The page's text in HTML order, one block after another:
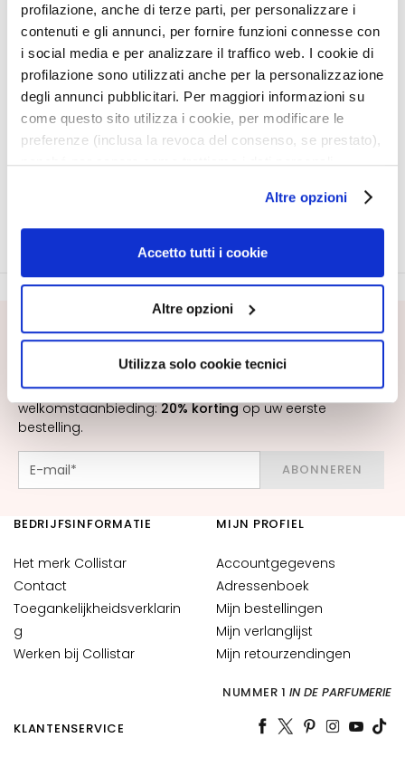
profilazione, anche di terze parti, per personalizzare i
contenuti e gli annunci, per fornire funzioni connesse con
i social media e per analizzare il traffico web. I cookie di
profilazione sono utilizzati anche per la personalizzazione
degli annunci pubblicitari. Per maggiori informazioni su
come questo sito utilizza i cookie, per modificare le
preferenze (inclusa la revoca del consenso, se prestato),
nonché per sapere come trattiamo i dati personali –
l’informativa cookie completa e l’informativa privacy
disponibiliqui. Le ricordiamo che, qualora clicchi su
“Utilizza solo i cookie necessari”, non sarà installato
quelli tecnici. Cliccando su “Accetto tutti i cookie”,
presterà il consenso all’installazione di tutti i cookie
utilizzati dal sito. Cliccando su “Altre opzioni”, potrà
scegliere, in modo più granulare, quali cookie
Altre opzioni
Accetto tutti i cookie
Altre opzioni
Utilizza solo cookie tecnici
M
a
s
k
s
a
n
d
f
i
t
o
s
S
r
u
s
F
a
c
c
m
UOMO ATTIVI PURI
HYALURONIC ACID
product niet beschikbaar
PURIFYING CLEANSING
GEL FACE
Onzuivere en/of vette huid
€ 31,00
SCHRIJF U IN VOOR DE NIEUWSBRIEF
Nieuwe producten, speciale aanbiedingen en exclusieve
content wachten op u! Ontvang ook uw
welkomstaanbieding:20% kortingop uw eerste
bestelling.
ABONNEREN
BEDRIJFSINFORMATIE
Het merk Collistar
Contact
Toegankelijkheidsverklarin
g
Werken bij Collistar
KLANTENSERVICE
MIJN PROFIEL
Accountgegevens
Adressenboek
Mijn bestellingen
Mijn verlanglijst
Mijn retourzendingen
NUMMER 1 IN DE PARFUMERIE